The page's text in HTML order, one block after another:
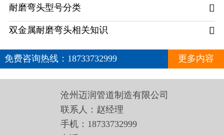
耐磨弯头型号分类 
双金属耐磨弯头相关知识 
免费咨询热线： 18733732999 更多内容
沧州迈润管道制造有限公司
联系人：赵经理
手机：18733732999